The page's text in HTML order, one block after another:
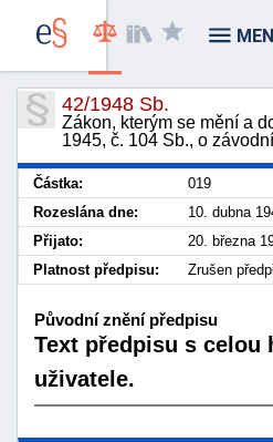
42/1948 Sb.
Zákon, kterým se mění a
1945, č. 104 Sb., o
Částka:
019
Rozeslána dne:
10. dubna
Přijato:
20. března
Platnost předpisu:
Zrušen
Původní znění předpisu
Text předpisu s celou
uživatele.